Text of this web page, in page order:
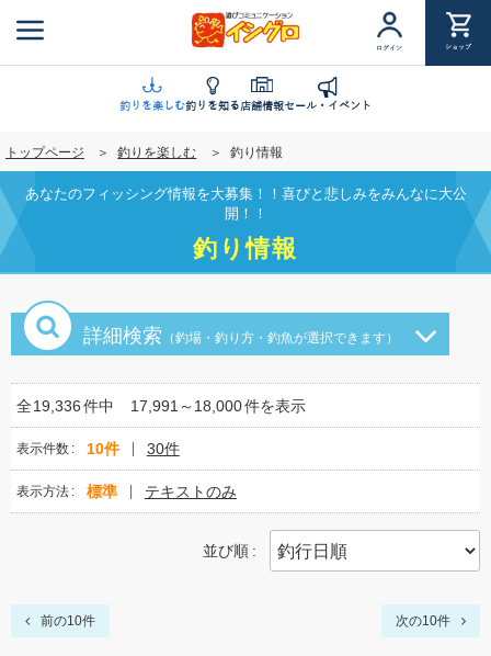
ン
に
移
動
ログイン ショップ
釣りを楽しむ釣りを知る店舗情報セール・イベント
トップページ 釣りを楽しむ 釣り情報
あなたのフィッシング情報を大募集！！喜びと悲しみをみんなに大公
開！！
釣り情報
詳細検索 （釣場・釣り方・釣魚が選択できます）
全19,336件中 17,991～18,000件を表示
表示件数 10件 30件
表示方法 標準 テキストのみ
並び順
前の10件 次の10件